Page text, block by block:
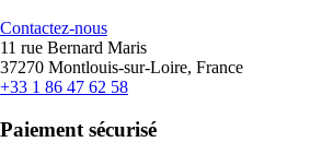
Contactez-nous
11 rue Bernard Maris
37270 Montlouis-sur-Loire, France
+33 1 86 47 62 58
Paiement sécurisé